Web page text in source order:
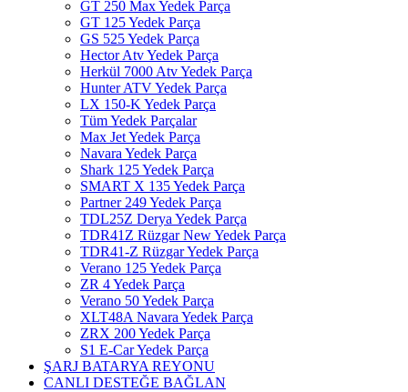
GT 250 Max Yedek Parça
GT 125 Yedek Parça
GS 525 Yedek Parça
Hector Atv Yedek Parça
Herkül 7000 Atv Yedek Parça
Hunter ATV Yedek Parça
LX 150-K Yedek Parça
Tüm Yedek Parçalar
Max Jet Yedek Parça
Navara Yedek Parça
Shark 125 Yedek Parça
SMART X 135 Yedek Parça
Partner 249 Yedek Parça
TDL25Z Derya Yedek Parça
TDR41Z Rüzgar New Yedek Parça
TDR41-Z Rüzgar Yedek Parça
Verano 125 Yedek Parça
ZR 4 Yedek Parça
Verano 50 Yedek Parça
XLT48A Navara Yedek Parça
ZRX 200 Yedek Parça
S1 E-Car Yedek Parça
ŞARJ BATARYA REYONU
CANLI DESTEĞE BAĞLAN